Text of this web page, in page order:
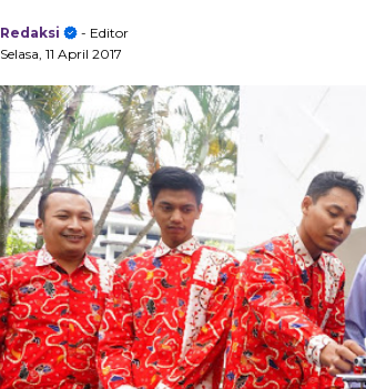
Redaksi
- Editor
Selasa, 11 April 2017